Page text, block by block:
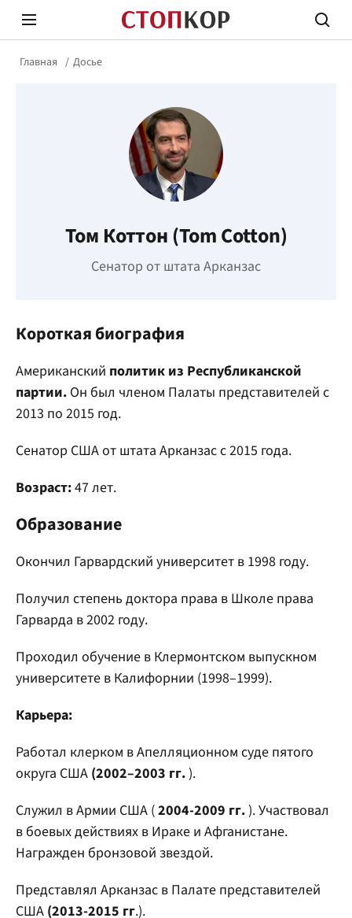
Стоп Политической Коррупции
Главная Досье
Том Коттон (Tom Cotton)
Сенатор от штата Арканзас
Короткая биография
Американский политик из Республиканской
партии. Он был членом Палаты представителей с
2013 по 2015 год.
Сенатор США от штата Арканзас с 2015 года.
Возраст:47 лет.
Образование
Окончил Гарвардский университет в 1998 году.
Получил степень доктора права в Школе права
Гарварда в 2002 году.
Проходил обучение в Клермонтском выпускном
университете в Калифорнии (1998–1999).
Карьера:
Работал клерком в Апелляционном суде пятого
округа США (2002–2003 гг.).
Служил в Армии США (2004-2009 гг.). Участвовал
в боевых действиях в Ираке и Афганистане.
Награжден бронзовой звездой.
Представлял Арканзас в Палате представителей
США (2013-2015 гг.).